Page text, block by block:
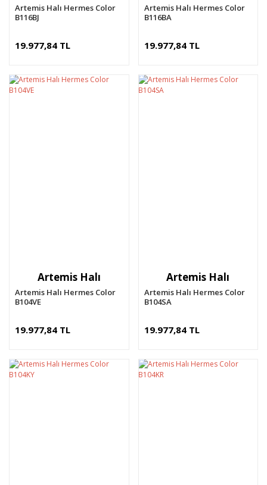
Artemis Halı Hermes Color
B116BJ
19.977,84 TL
Artemis Halı Hermes Color
B116BA
19.977,84 TL
Artemis Halı
Artemis Halı Hermes Color
B104VE
19.977,84 TL
Artemis Halı
Artemis Halı Hermes Color
B104SA
19.977,84 TL